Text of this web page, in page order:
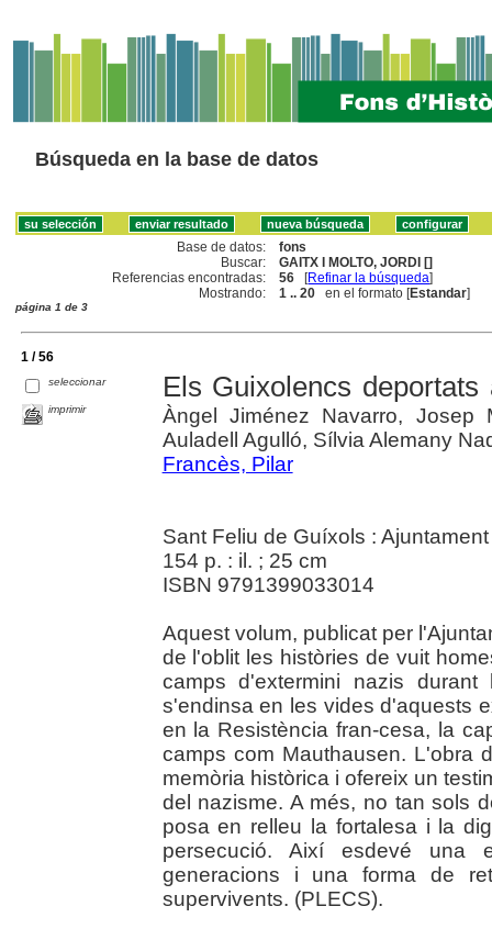
Búsqueda en la base de datos
Base de datos:
fons
Buscar:
GAITX I MOLTO, JORDI []
Referencias encontradas:
56 [Refinar la búsqueda]
Mostrando:
1 .. 20 en el formato [Estandar]
página 1 de 3
1 / 56
seleccionar
imprimir
Els Guixolencs
Àngel Jiménez Navarro, Josep
Auladell Agulló, Sílvia Alemany
Francès, Pilar
Sant Feliu de Guíxols :
154 p. : il. ; 25 cm
ISBN 9791399033014
Aquest volum, publicat per
de l'oblit les històries de vuit
camps d'extermini nazis
s'endinsa en les vides d'aquests
en la Resistència fran-cesa, la
camps com Mauthausen. L'obra
memòria històrica i ofereix un
del nazisme. A més, no tan sols
posa en relleu la fortalesa i la
persecució. Així esdevé una
generacions i una forma de
supervivents. (PLECS).